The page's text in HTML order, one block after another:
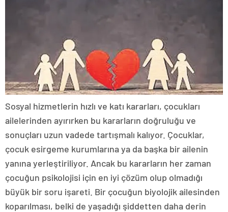
Sosyal hizmetlerin hızlı ve katı kararları, çocukları
ailelerinden ayırırken bu kararların doğruluğu ve
sonuçları uzun vadede tartışmalı kalıyor. Çocuklar,
çocuk esirgeme kurumlarına ya da başka bir ailenin
yanına yerleştiriliyor. Ancak bu kararların her zaman
çocuğun psikolojisi için en iyi çözüm olup olmadığı
büyük bir soru işareti. Bir çocuğun biyolojik ailesinden
koparılması, belki de yaşadığı şiddetten daha derin